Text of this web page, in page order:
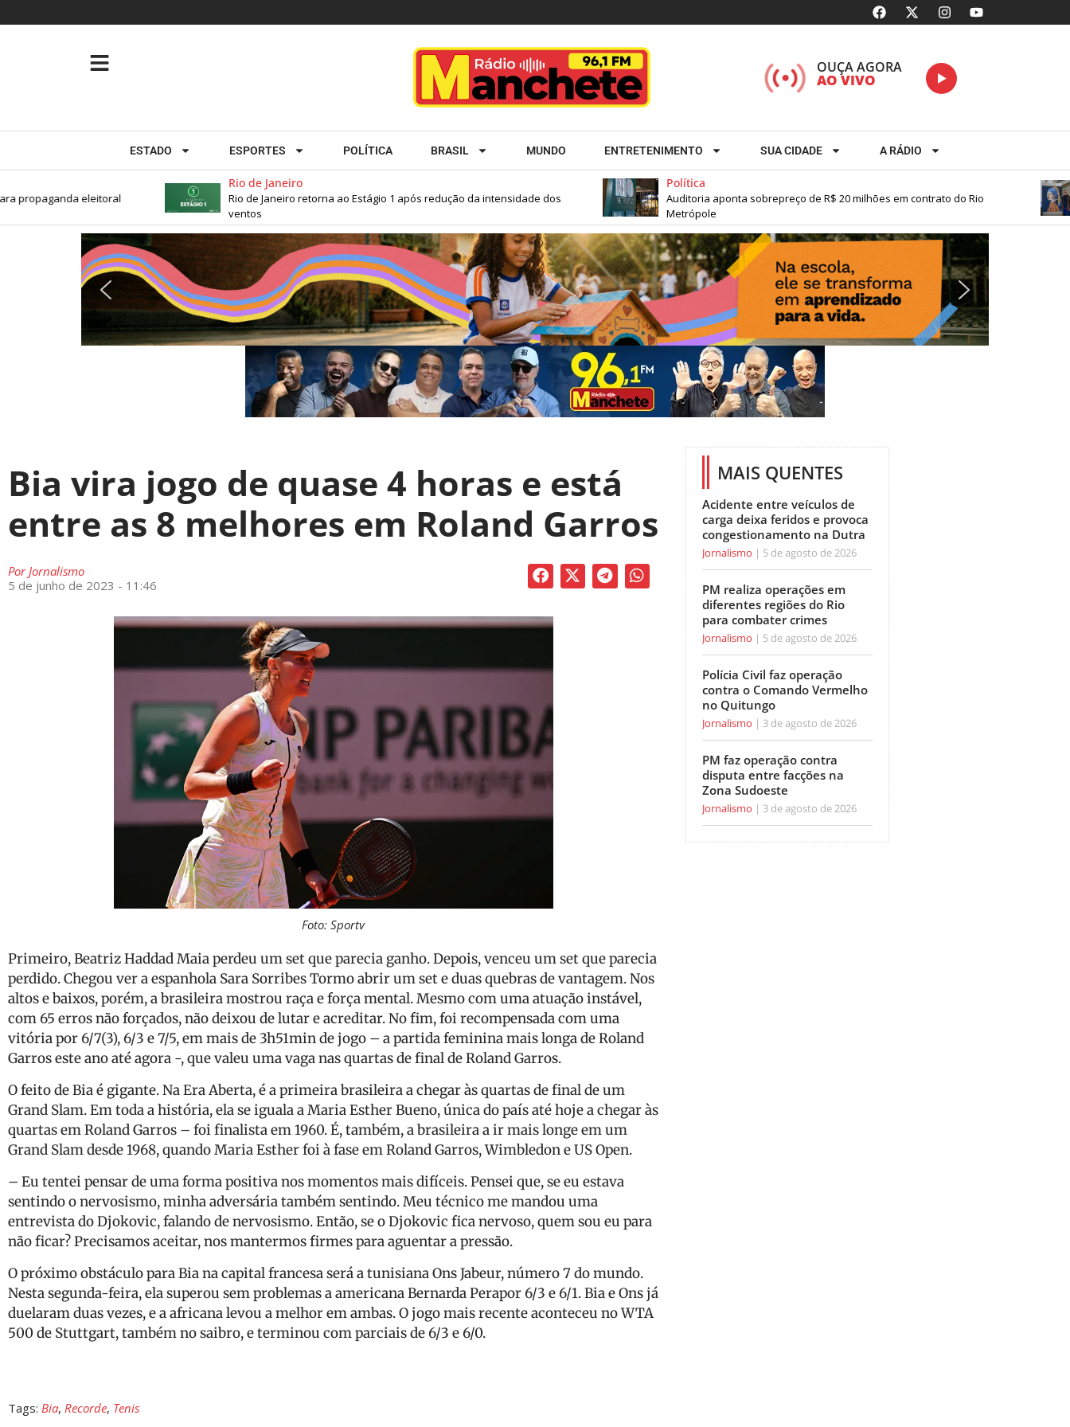
OUÇA AGORA
AO VIVO
ESTADO ESPORTES POLÍTICA BRASIL MUNDO ENTRETENIMENTO SUA CIDADE A RÁDIO
Rio de Janeiro
Rio de Janeiro retorna ao Estágio 1 após redução da intensidade dos
ventos
Política
Auditoria aponta sobrepreço de R$ 20 milhões em contrato do Rio
Metrópole
eleitoral
Bia vira jogo de quase 4 horas e está
entre as 8 melhores em Roland Garros
PorJornalismo
5 de junho de 2023 - 11:46
Foto: Sportv
Primeiro, Beatriz Haddad Maia perdeu um set que parecia ganho. Depois, venceu um set que parecia
perdido. Chegou ver a espanhola Sara Sorribes Tormo abrir um set e duas quebras de vantagem. Nos
altos e baixos, porém, a brasileira mostrou raça e força mental. Mesmo com uma atuação instável,
com 65 erros não forçados, não deixou de lutar e acreditar. No fim, foi recompensada com uma
vitória por 6/7(3), 6/3 e 7/5, em mais de 3h51min de jogo – a partida feminina mais longa de Roland
Garros este ano até agora -, que valeu uma vaga nas quartas de final de Roland Garros.
O feito de Bia é gigante. Na Era Aberta, é a primeira brasileira a chegar às quartas de final de um
Grand Slam. Em toda a história, ela se iguala a Maria Esther Bueno, única do país até hoje a chegar às
quartas em Roland Garros – foi finalista em 1960. É, também, a brasileira a ir mais longe em um
Grand Slam desde 1968, quando Maria Esther foi à fase em Roland Garros, Wimbledon e US Open.
– Eu tentei pensar de uma forma positiva nos momentos mais difíceis. Pensei que, se eu estava
sentindo o nervosismo, minha adversária também sentindo. Meu técnico me mandou uma
entrevista do Djokovic, falando de nervosismo. Então, se o Djokovic fica nervoso, quem sou eu para
não ficar? Precisamos aceitar, nos mantermos firmes para aguentar a pressão.
O próximo obstáculo para Bia na capital francesa será a tunisiana Ons Jabeur, número 7 do mundo.
Nesta segunda-feira, ela superou sem problemas a americana Bernarda Perapor 6/3 e 6/1. Bia e Ons já
duelaram duas vezes, e a africana levou a melhor em ambas. O jogo mais recente aconteceu no WTA
500 de Stuttgart, também no saibro, e terminou com parciais de 6/3 e 6/0.
Tags: Bia, Recorde, Tenis
MAIS QUENTES
Acidente entre veículos de
carga deixa feridos e provoca
congestionamento na Dutra
Jornalismo 5 de agosto de 2026
PM realiza operações em
diferentes regiões do Rio
para combater crimes
Jornalismo 5 de agosto de 2026
Polícia Civil faz operação
contra o Comando Vermelho
no Quitungo
Jornalismo 3 de agosto de 2026
PM faz operação contra
disputa entre facções na
Zona Sudoeste
Jornalismo 3 de agosto de 2026